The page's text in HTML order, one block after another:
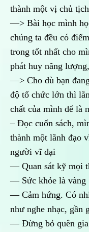
thành một vị chủ
—> Bài học mình
chúng ta đều có
trong tốt nhất cho
phát huy năng
—> Cho dù bạn
độ tổ chức lớn thì
chất của mình để là
– Đọc cuốn sách,
thành một lãnh đạo
người vĩ đại
— Quan sát kỹ mọi
— Sức khỏe là vàng
— Cảm hứng. Có
như nghe nhạc, gần
— Đừng bỏ quên